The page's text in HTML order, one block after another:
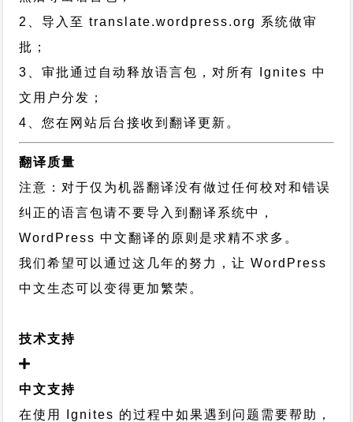
2、导入至 translate.wordpress.org 系统做审
批；
3、审批通过自动释放语言包，对所有 Ignites 中
文用户分发；
4、您在网站后台接收到翻译更新。
翻译质量
注意：对于仅为机器翻译没有做过任何校对和错误
纠正的语言包请不要导入到翻译系统中，
WordPress 中文翻译的原则 是求精不求多。
我们希望可以通过这几年的努力，让 WordPress
中文生态可以变得更加繁荣。
技术支持
中文支持
在使用 Ignites 的过程中如果遇到问题需要帮助，